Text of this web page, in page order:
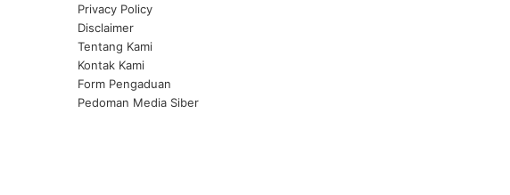
Privacy Policy
Disclaimer
Tentang Kami
Kontak Kami
Form Pengaduan
Pedoman Media Siber